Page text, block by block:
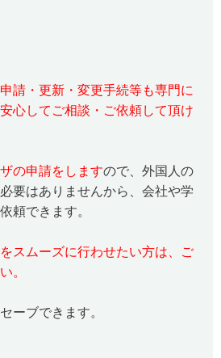
請・更新・変更手続等も専門に
心してご相談・ご依頼して頂け
の申請をしますので、外国人の
要はありませんから、会社や学
頼できます。
スムーズに行わせたい方は、ご
。
ーブできます。